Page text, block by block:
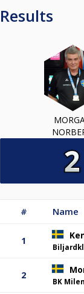
Results
# Name
1
2
BK Milen